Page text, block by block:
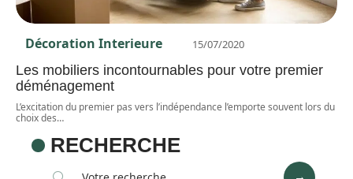
Décoration Interieure 15/07/2020
Les mobiliers incontournables pour votre premier
déménagement
L’excitation du premier pas vers l’indépendance l’emporte souvent lors du
choix des…
RECHERCHE